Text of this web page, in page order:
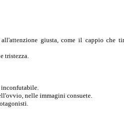
giusta, come il cappio che
tristezza.
nelle immagini consuete.